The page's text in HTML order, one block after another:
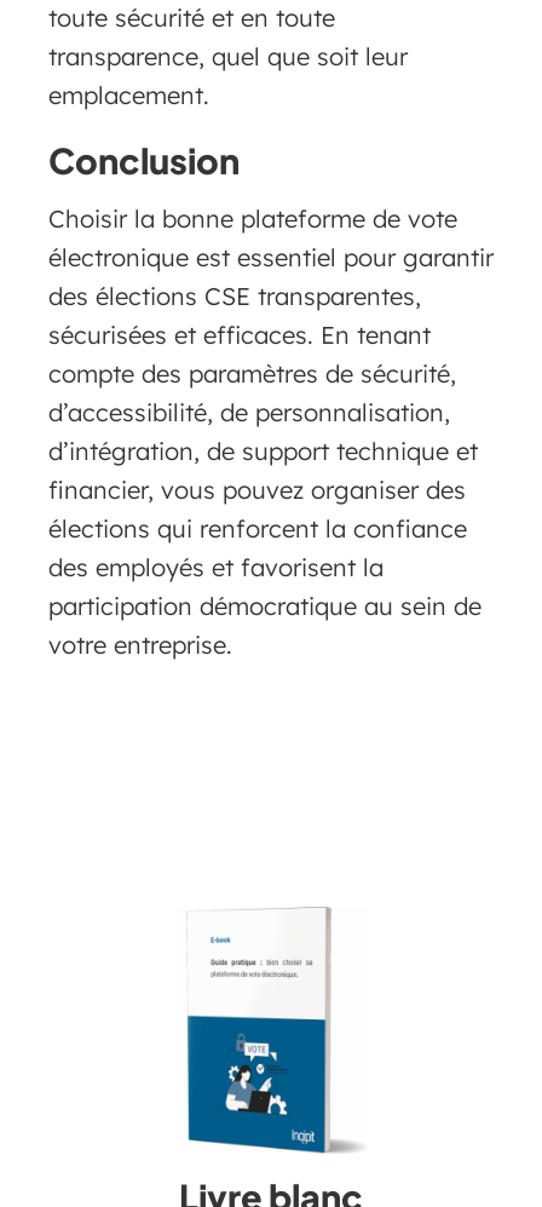
toute sécurité et en toute
transparence, quel que soit leur
emplacement.
Conclusion
Choisir la bonne plateforme de vote
électronique est essentiel pour garantir
des élections CSE transparentes,
sécurisées et efficaces. En tenant
compte des paramètres de sécurité,
d’accessibilité, de personnalisation,
d’intégration, de support technique et
financier, vous pouvez organiser des
élections qui renforcent la confiance
des employés et favorisent la
participation démocratique au sein de
votre entreprise.
Livre blanc